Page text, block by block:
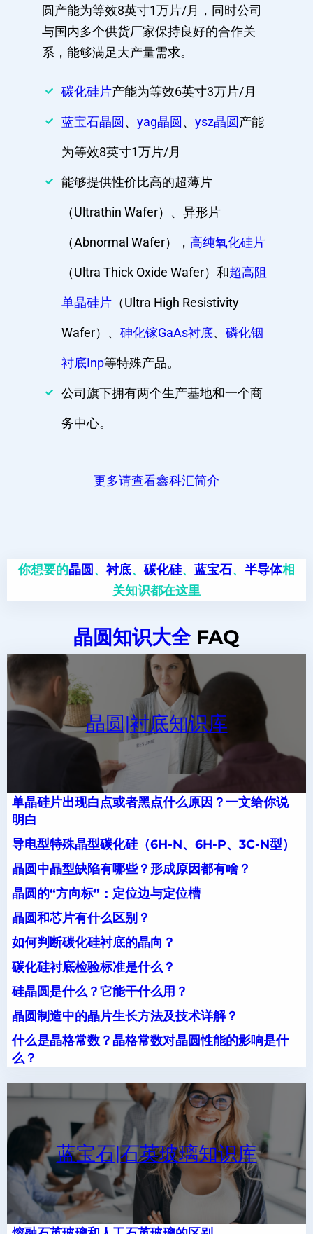
圆产能为等效8英寸1万片/月，同时公司
与国内多个供货厂家保持良好的合作关
系，能够满足大产量需求。
碳化硅片产能为等效6英寸3万片/月
蓝宝石晶圆 、 yag晶圆 、 ysz晶圆 产能
为等效8英寸1万片/月
能够提供性价比高的超薄片
（Ultrathin Wafer）、异形片
（Abnormal Wafer）， 高纯氧化硅片
（Ultra Thick Oxide Wafer）和超高阻
单晶硅片 （Ultra High Resistivity
Wafer）、 砷化镓GaAs衬底、 磷化铟
衬底Inp等特殊产品。
公司旗下拥有两个生产基地和一个商
务中心。
更多请查看鑫科汇简介
你想要的晶圆 、衬底、 碳化硅、 蓝宝石、 半导体相
关知识都在这里
晶圆知识大全FAQ
晶圆|衬底知识库
单晶硅片出现白点或者黑点什么原因？一文给你说
明白
导电型特殊晶型碳化硅（6H-N、6H-P、3C-N型）
晶圆中晶型缺陷有哪些？形成原因都有啥？
晶圆的“方向标”：定位边与定位槽
晶圆和芯片有什么区别？
如何判断碳化硅衬底的晶向？
碳化硅衬底检验标准是什么？
硅晶圆是什么？它能干什么用？
晶圆制造中的晶片生长方法及技术详解？
什么是晶格常数？晶格常数对晶圆性能的影响是什
么？
蓝宝石|石英玻璃知识库